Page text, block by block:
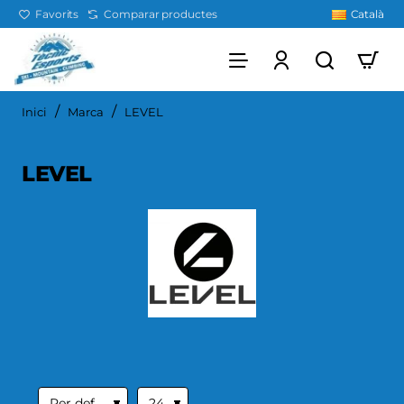
Favorits Comparar productes Català
Inici homeMarca LEVEL
LEVEL